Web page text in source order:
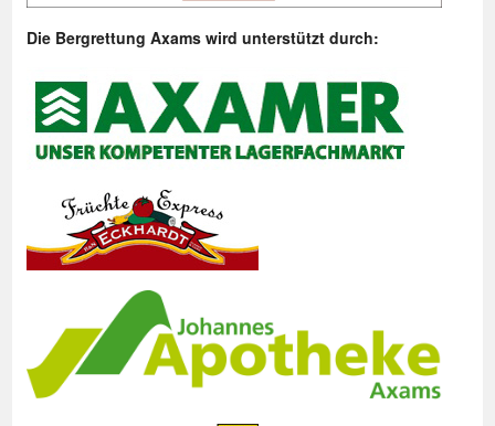
Die Bergrettung Axams wird unterstützt durch: